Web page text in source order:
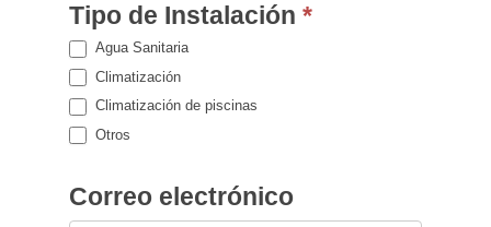
Tipo de Instalación *
Agua Sanitaria
Climatización
Climatización de piscinas
Otros
Correo electrónico